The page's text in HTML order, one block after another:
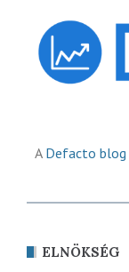
A Defacto blog
ELNÖKSÉG